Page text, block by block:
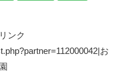
ンク
お